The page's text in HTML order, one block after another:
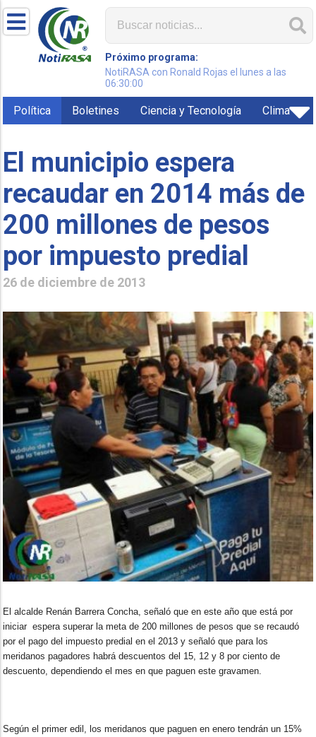
Próximo programa:
NotiRASA con Ronald Rojas el lunes a las
06:30:00
Política Boletines Ciencia y Tecnología Clima
El municipio espera
recaudar en 2014 más de
200 millones de pesos
por impuesto predial
26 de diciembre de 2013
El alcalde Renán Barrera Concha, señaló que en este año que está por
iniciar espera superar la meta de 200 millones de pesos que se recaudó
por el pago del impuesto predial en el 2013 y señaló que para los
meridanos pagadores habrá descuentos del 15, 12 y 8 por ciento de
descuento, dependiendo el mes en que paguen este gravamen.
Según el primer edil, los meridanos que paguen en enero tendrán un 15%